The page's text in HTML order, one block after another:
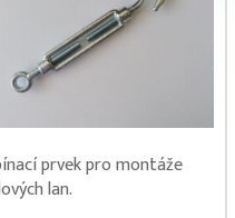
prvek pro montáže
lan.